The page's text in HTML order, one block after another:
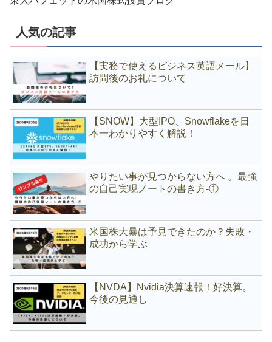
人気の記事
【実務で使えるビジネス英語メール】
訪問後のお礼について
【SNOW】大型IPO、Snowflakeを日
本一わかりやすく解説！
やりたい事が見つからない方へ 。最強
の自己実現ノートの書き方-①
米国株大暴は予見できたのか？失敗・
成功から学ぶ
【NVDA】Nvidia決算速報！好決算。
今後の見通し